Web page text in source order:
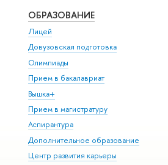
ОБРАЗОВАНИЕ
Лицей
Довузовская подготовка
Олимпиады
Прием в бакалавриат
Вышка+
Прием в магистратуру
Аспирантура
Дополнительное образование
Центр развития карьеры